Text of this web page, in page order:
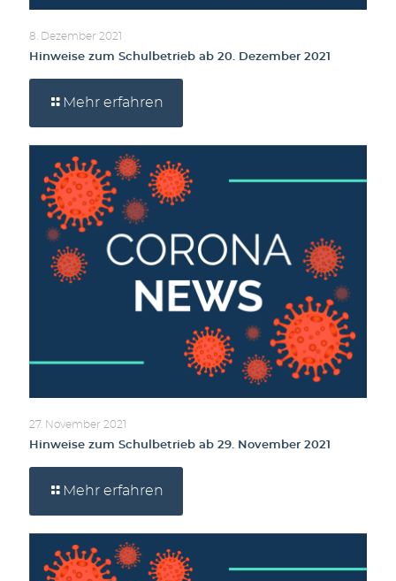
8. Dezember 2021
Hinweise zum Schulbetrieb ab 20. Dezember 2021
Mehr erfahren
27. November 2021
Hinweise zum Schulbetrieb ab 29. November 2021
Mehr erfahren